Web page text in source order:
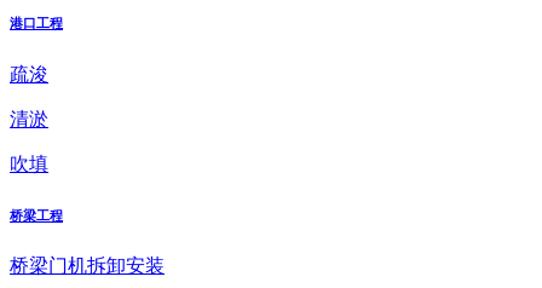
港口工程
疏浚
清淤
吹填
桥梁工程
桥梁门机拆卸安装